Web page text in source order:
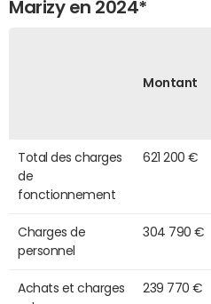
Marizy en 2024*
Montant
Total des charges
de
fonctionnement
621 200 €
Charges de
personnel
304 790 €
Achats et charges
239 770 €